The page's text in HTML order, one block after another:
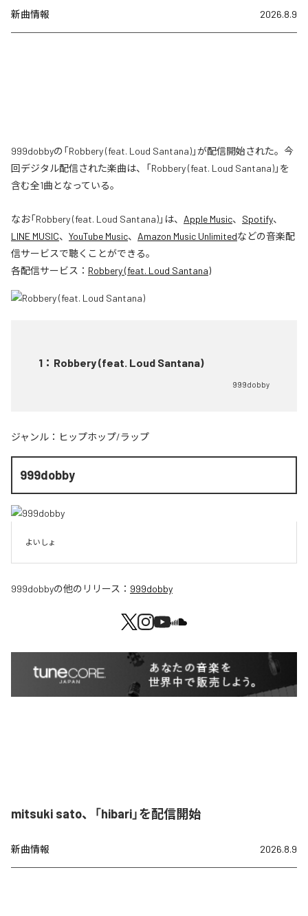
新曲情報 2026.8.9
999dobbyの「Robbery (feat. Loud Santana)」が配信開始された。今
回デジタル配信された楽曲は、「Robbery (feat. Loud Santana)」を
含む全1曲となっている。
なお「Robbery (feat. Loud Santana)」は、 Apple Music、 Spotify、
LINE MUSIC、 YouTube Music、 Amazon Music Unlimitedなどの音楽配
信サービスで聴くことができる。
各配信サービス： Robbery (feat. Loud Santana)
1 ： Robbery (feat. Loud Santana)
999dobby
ジャンル： ヒップホップ/ラップ
999dobby
よいしょ
999dobbyの他のリリース： 999dobby
mitsuki sato、「hibari」を配信開始
新曲情報 2026.8.9